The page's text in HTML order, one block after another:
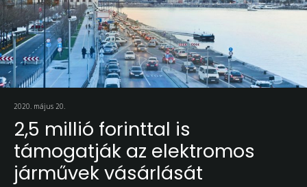
2020. május 20.
2,5 millió forinttal is
támogatják az elektromos
járművek vásárlását